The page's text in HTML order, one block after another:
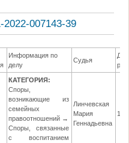
007143-39
Информация по
делу
Судья
КАТЕГОРИЯ:
Споры,
возникающие из
семейных
правоотношений →
Споры, связанные
с воспитанием
Линчевская
Мария
Геннадьевна